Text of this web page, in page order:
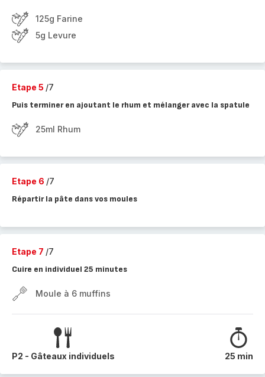
125g Farine
5g Levure
Etape 5 /7
Puis terminer en ajoutant le rhum et mélanger avec la spatule
25ml Rhum
Etape 6 /7
Répartir la pâte dans vos moules
Etape 7 /7
Cuire en individuel 25 minutes
Moule à 6 muffins
P2 - Gâteaux individuels 25 min